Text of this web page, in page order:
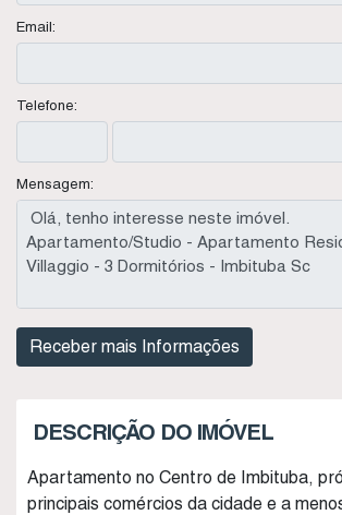
Email:
Telefone:
Mensagem:
DESCRIÇÃO DO IMÓVEL
Apartamento no Centro de Imbituba,
principais comércios da cidade e a